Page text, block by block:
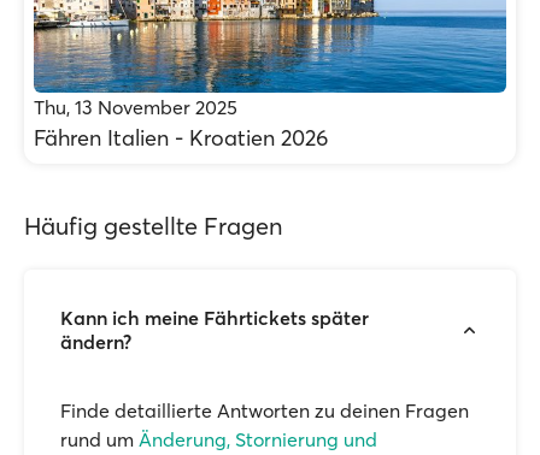
Thu, 13 November 2025
Fähren Italien - Kroatien 2026
Häufig gestellte Fragen
Kann ich meine Fährtickets später
ändern?
Finde detaillierte Antworten zu deinen Fragen
rund um Änderung, Stornierung und